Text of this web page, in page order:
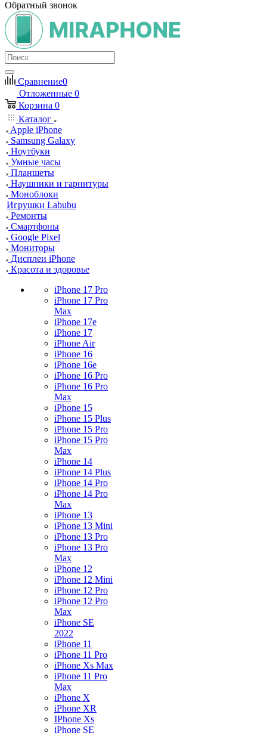
Обратный звонок
Сравнение0
Отложенные 0
Корзина 0
Каталог
Apple iPhone
Samsung Galaxy
Ноутбуки
Умные часы
Планшеты
Наушники и гарнитуры
Моноблоки
Игрушки Labubu
Ремонты
Смартфоны
Google Pixel
Мониторы
Дисплеи iPhone
Красота и здоровье
iPhone 17 Pro
iPhone 17 Pro
Max
iPhone 17e
iPhone 17
iPhone Air
iPhone 16
iPhone 16e
iPhone 16 Pro
iPhone 16 Pro
Max
iPhone 15
iPhone 15 Plus
iPhone 15 Pro
iPhone 15 Pro
Max
iPhone 14
iPhone 14 Plus
iPhone 14 Pro
iPhone 14 Pro
Max
iPhone 13
iPhone 13 Mini
iPhone 13 Pro
iPhone 13 Pro
Max
iPhone 12
iPhone 12 Mini
iPhone 12 Pro
iPhone 12 Pro
Max
iPhone SE
2022
iPhone 11
iPhone 11 Pro
iPhone Xs Max
iPhone 11 Pro
Max
iPhone X
iPhone XR
IPhone Xs
iPhone SE